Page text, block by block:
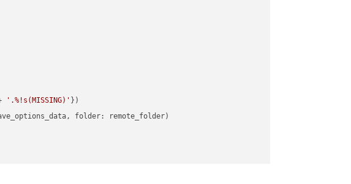
'.%!s(MISSING)' })
folder: remote_folder)